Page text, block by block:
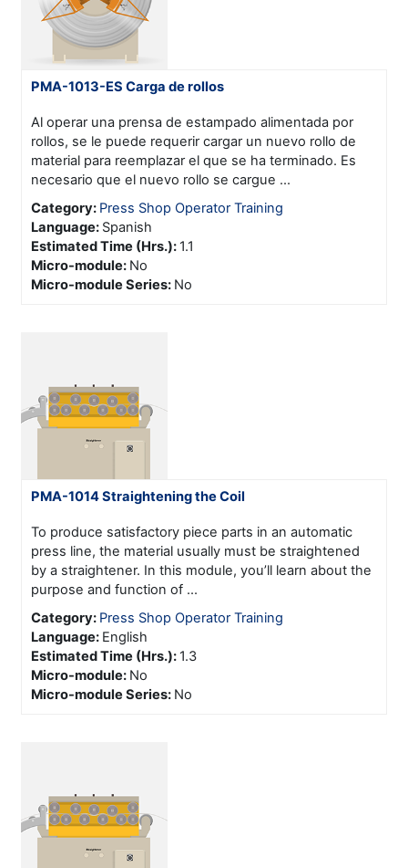
PMA-1013-ES Carga de rollos
Al operar una prensa de estampado alimentada por
rollos, se le puede requerir cargar un nuevo rollo de
material para reemplazar el que se ha terminado. Es
necesario que el nuevo rollo se cargue ...
Category: Press Shop Operator Training
Language: Spanish
Estimated Time (Hrs.): 1.1
Micro-module: No
Micro-module Series: No
PMA-1014 Straightening the Coil
To produce satisfactory piece parts in an automatic
press line, the material usually must be straightened
by a straightener. In this module, you’ll learn about the
purpose and function of ...
Category: Press Shop Operator Training
Language: English
Estimated Time (Hrs.): 1.3
Micro-module: No
Micro-module Series: No